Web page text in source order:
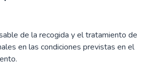
de la recogida y el tratamiento de
en las condiciones previstas en el